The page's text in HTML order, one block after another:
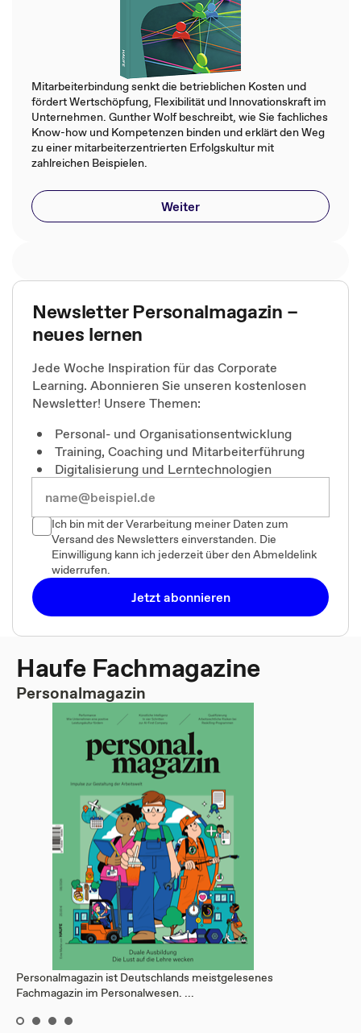
Mitarbeiterbindung senkt die betrieblichen Kosten und
fördert Wertschöpfung, Flexibilität und Innovationskraft im
Unternehmen. Gunther Wolf beschreibt, wie Sie fachliches
Know-how und Kompetenzen binden und erklärt den Weg
zu einer mitarbeiterzentrierten Erfolgskultur mit
zahlreichen Beispielen.
Weiter
Newsletter Personalmagazin –
neues lernen
Jede Woche Inspiration für das Corporate
Learning. Abonnieren Sie unseren kostenlosen
Newsletter! Unsere Themen:
Personal- und Organisationsentwicklung
Training, Coaching und Mitarbeiterführung
Digitalisierung und Lerntechnologien
Ich bin mit der Verarbeitung meiner Daten zum
Versand des Newsletters einverstanden. Die
Einwilligung kann ich jederzeit über den Abmeldelink
widerrufen.
Jetzt abonnieren
Haufe Fachmagazine
Personalmagazin
Personalmagazin ist Deutschlands meistgelesenes
Fachmagazin im Personalwesen. ...